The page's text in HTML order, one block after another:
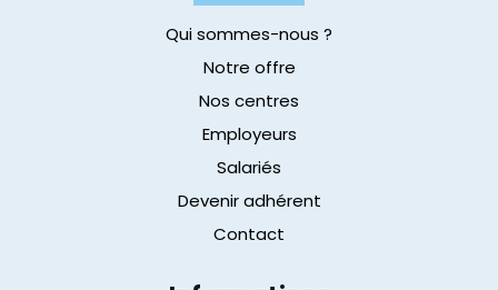
Qui sommes-nous ?
Notre offre
Nos centres
Employeurs
Salariés
Devenir adhérent
Contact